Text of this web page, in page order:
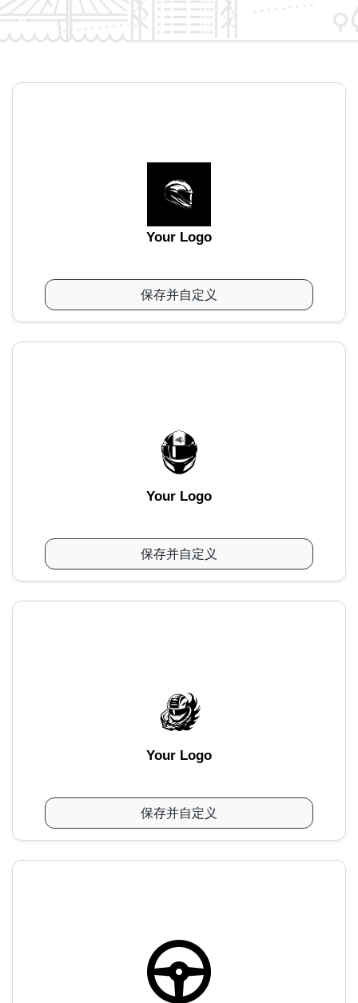
Your Logo
保存并自定义
Your Logo
保存并自定义
Your Logo
保存并自定义